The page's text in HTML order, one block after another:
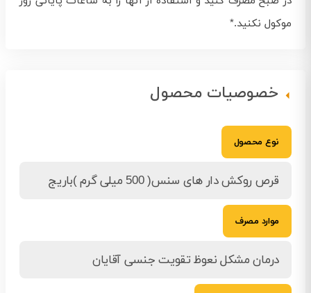
موکول نکنید.*
خصوصیات محصول
نوع محصول
قرص روکش دار های سنس( 500 میلی گرم )باریج
موارد مصرف
درمان مشکل نعوظ تقویت جنسی آقایان